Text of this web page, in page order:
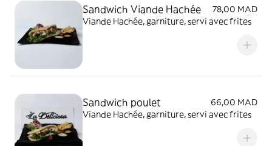
Sandwich Viande Hachée
78,00 MAD
Viande Hachée, garniture, servi avec frites
Sandwich poulet
66,00 MAD
Viande Hachée, garniture, servi avec frites